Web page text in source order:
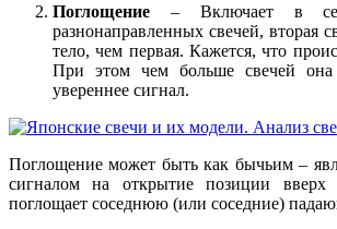
Поглощение – Включает в
разнонаправленных свечей, вторая
тело, чем первая. Кажется, что
При этом чем больше свечей она
увереннее сигнал.
Поглощение может быть как бычьим –
сигналом на открытие позиции вверх
поглощает соседнюю (или соседние)